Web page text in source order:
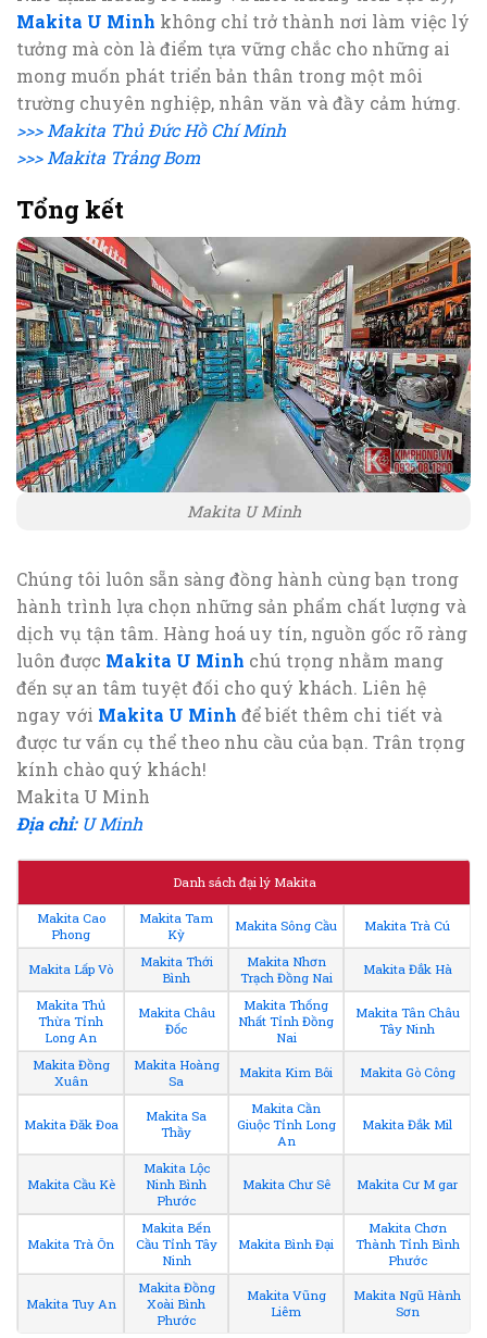
Makita U Minh không chỉ trở thành nơi làm việc lý
tưởng mà còn là điểm tựa vững chắc cho những ai
mong muốn phát triển bản thân trong một môi
trường chuyên nghiệp, nhân văn và đầy cảm hứng.
>>> Makita Thủ Đức Hồ Chí Minh
>>> Makita Trảng Bom
Tổng kết
Makita U Minh
Chúng tôi luôn sẵn sàng đồng hành cùng bạn trong
hành trình lựa chọn những sản phẩm chất lượng và
dịch vụ tận tâm. Hàng hoá uy tín, nguồn gốc rõ ràng
luôn được Makita U Minh chú trọng nhằm mang
đến sự an tâm tuyệt đối cho quý khách. Liên hệ
ngay với Makita U Minh để biết thêm chi tiết và
được tư vấn cụ thể theo nhu cầu của bạn. Trân trọng
kính chào quý khách!
Makita U Minh
Địa chỉ: U Minh
Danh sách đại lý Makita
Makita Cao
Phong
Makita Tam
Kỳ
Makita Sông Cầu Makita Trà Cú
Makita Lấp Vò
Makita Thới
Bình
Makita Nhơn
Trạch Đồng Nai
Makita Đắk Hà
Makita Thủ
Thừa Tỉnh
Long An
Makita Châu
Đốc
Makita Thống
Nhất Tỉnh Đồng
Nai
Makita Tân Châu
Tây Ninh
Makita Đồng
Xuân
Makita Hoàng
Sa
Makita Kim Bôi Makita Gò Công
Makita Đăk Đoa
Makita Sa
Thầy
Makita Cần
Giuộc Tỉnh Long
An
Makita Đắk Mil
Makita Cầu Kè
Makita Lộc
Ninh Bình
Phước
Makita Chư Sê Makita Cư M gar
Makita Trà Ôn
Makita Bến
Cầu Tỉnh Tây
Ninh
Makita Bình Đại
Makita Chơn
Thành Tỉnh Bình
Phước
Makita Tuy An
Makita Đồng
Xoài Bình
Phước
Makita Vũng
Liêm
Makita Ngũ Hành
Sơn